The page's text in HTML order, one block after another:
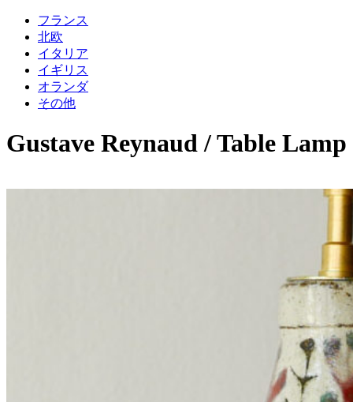
フランス
北欧
イタリア
イギリス
オランダ
その他
Gustave Reynaud / Table Lamp